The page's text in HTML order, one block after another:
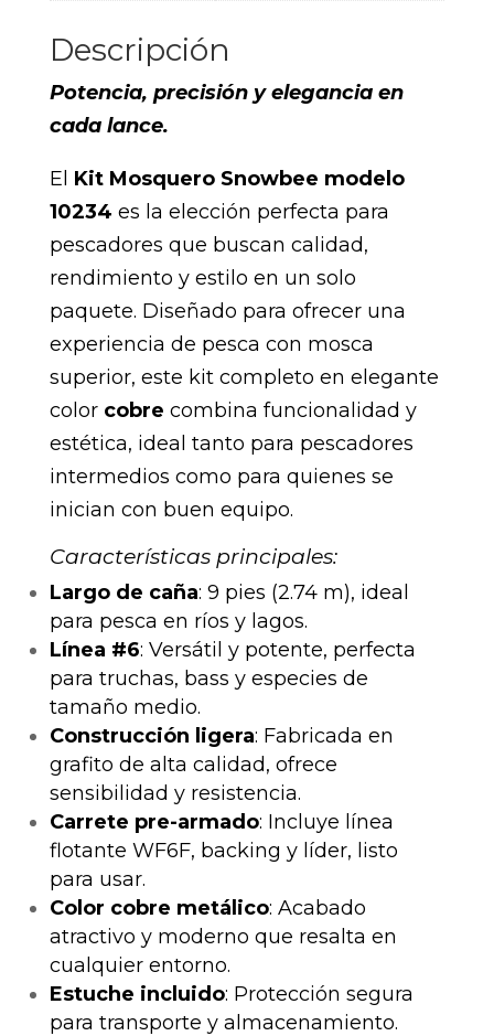
Descripción
Potencia, precisión y elegancia en
cada lance.
El Kit Mosquero Snowbee modelo
10234 es la elección perfecta para
pescadores que buscan calidad,
rendimiento y estilo en un solo
paquete. Diseñado para ofrecer una
experiencia de pesca con mosca
superior, este kit completo en elegante
color cobre combina funcionalidad y
estética, ideal tanto para pescadores
intermedios como para quienes se
inician con buen equipo.
Características principales:
Largo de caña: 9 pies (2.74 m), ideal
para pesca en ríos y lagos.
Línea #6: Versátil y potente, perfecta
para truchas, bass y especies de
tamaño medio.
Construcción ligera: Fabricada en
grafito de alta calidad, ofrece
sensibilidad y resistencia.
Carrete pre-armado: Incluye línea
flotante WF6F, backing y líder, listo
para usar.
Color cobre metálico: Acabado
atractivo y moderno que resalta en
cualquier entorno.
Estuche incluido: Protección segura
para transporte y almacenamiento.